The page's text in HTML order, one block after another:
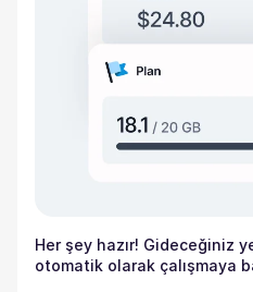
Her şey hazır! Gideceğiniz
otomatik olarak çalışmaya